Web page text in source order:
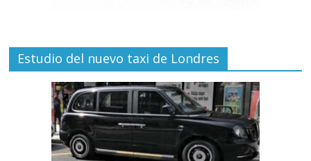
Estudio del nuevo taxi de Londres